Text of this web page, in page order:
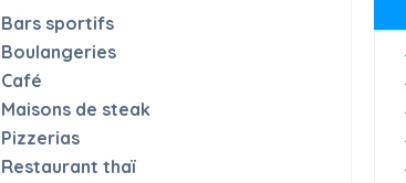
Bars sportifs
Boulangeries
Café
Maisons de steak
Pizzerias
Restaurant thaï